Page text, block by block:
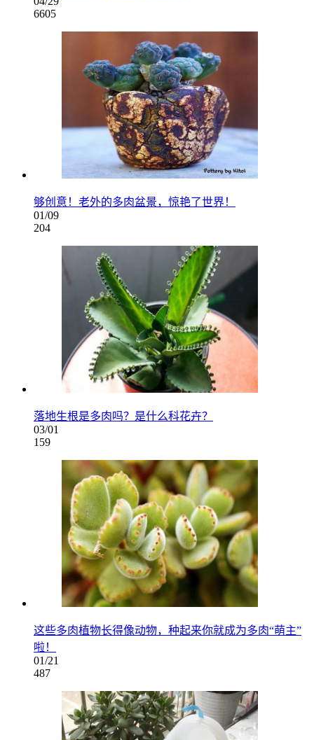
6605
够创意！老外的多肉盆景，惊艳了世界！
01/09
204
落地生根是多肉吗？是什么科花卉？
03/01
159
这些多肉植物长得像动物，种起来你就成为多肉“萌主”
啦！
01/21
487